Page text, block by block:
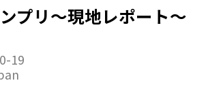
プリ～現地レポート～
19